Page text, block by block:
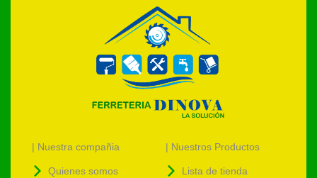
| Nuestra compañia
Quienes somos
| Nuestros Productos
Lista de tienda